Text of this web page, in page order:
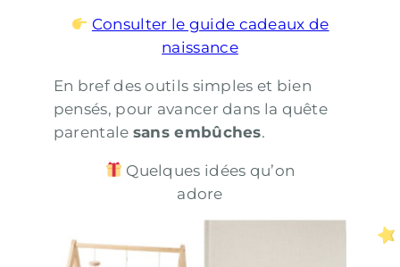
Consulter le guide cadeaux de
naissance
En bref des outils simples et bien
pensés, pour avancer dans la quête
parentale sans embûches.
Quelques idées qu’on
adore